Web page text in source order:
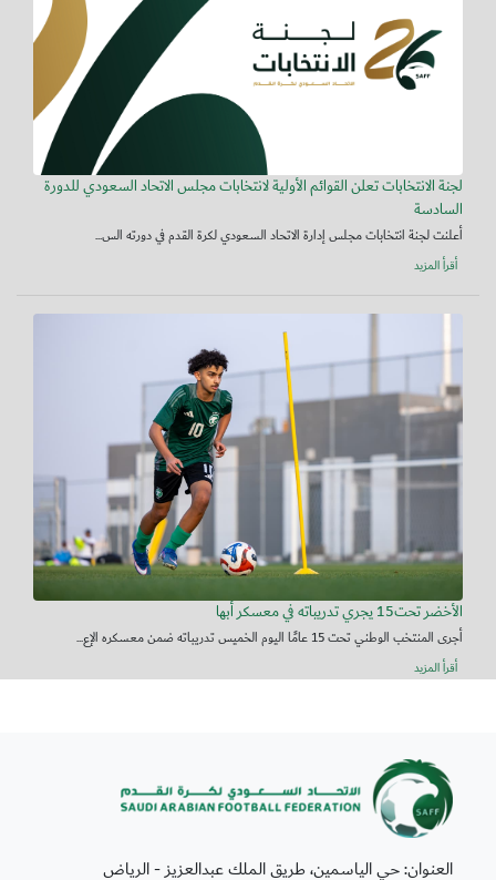
لجنة الانتخابات تعلن القوائم الأولية لانتخابات مجلس الاتحاد السعودي للدورة
السادسة
أعلنت لجنة انتخابات مجلس إدارة الاتحاد السعودي لكرة القدم في دورته الس...
أقرأ المزيد
الأخضر تحت15 يجري تدريباته في معسكر أبها
أجرى المنتخب الوطني تحت 15 عامًا اليوم الخميس تدريباته ضمن معسكره الإع...
أقرأ المزيد
العنوان: حي الياسمين، طريق الملك عبدالعزيز - الرياض